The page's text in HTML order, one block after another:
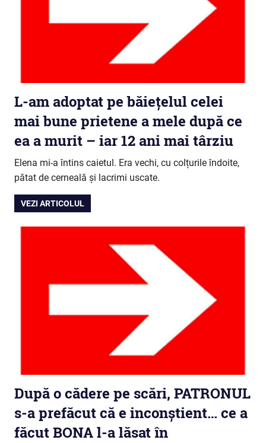
L-am adoptat pe băiețelul celei
mai bune prietene a mele după ce
ea a murit – iar 12 ani mai târziu
Elena mi-a întins caietul. Era vechi, cu colțurile îndoite,
pătat de cerneală și lacrimi uscate.
VEZI ARTICOLUL
După o cădere pe scări, PATRONUL
s-a prefăcut că e inconștient… ce a
făcut BONA l-a lăsat în